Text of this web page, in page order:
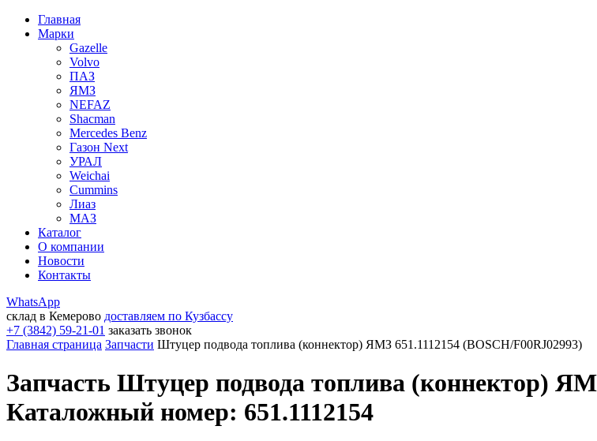
Главная
Марки
Gazelle
Volvo
ПАЗ
ЯМЗ
NEFAZ
Shacman
Mercedes Benz
Газон Next
УРАЛ
Weichai
Cummins
Лиаз
МАЗ
Каталог
О компании
Новости
Контакты
WhatsApp
склад в Кемерово доставляем по Кузбассу
+7 (3842) 59-21-01 заказать звонок
Главная страница Запчасти Штуцер подвода топлива (коннектор) ЯМЗ 651.1112154 (BOSCH/F00RJ02993)
Запчасть Штуцер подвода топлива (коннектор)
Каталожный номер: 651.1112154